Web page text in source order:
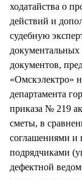
ходатайства о
действий и
судебную
документальных
документов,
«Омскэлектро»
департамента
приказа № 219
сметы, в
соглашениями
подрядчиками
дефектной